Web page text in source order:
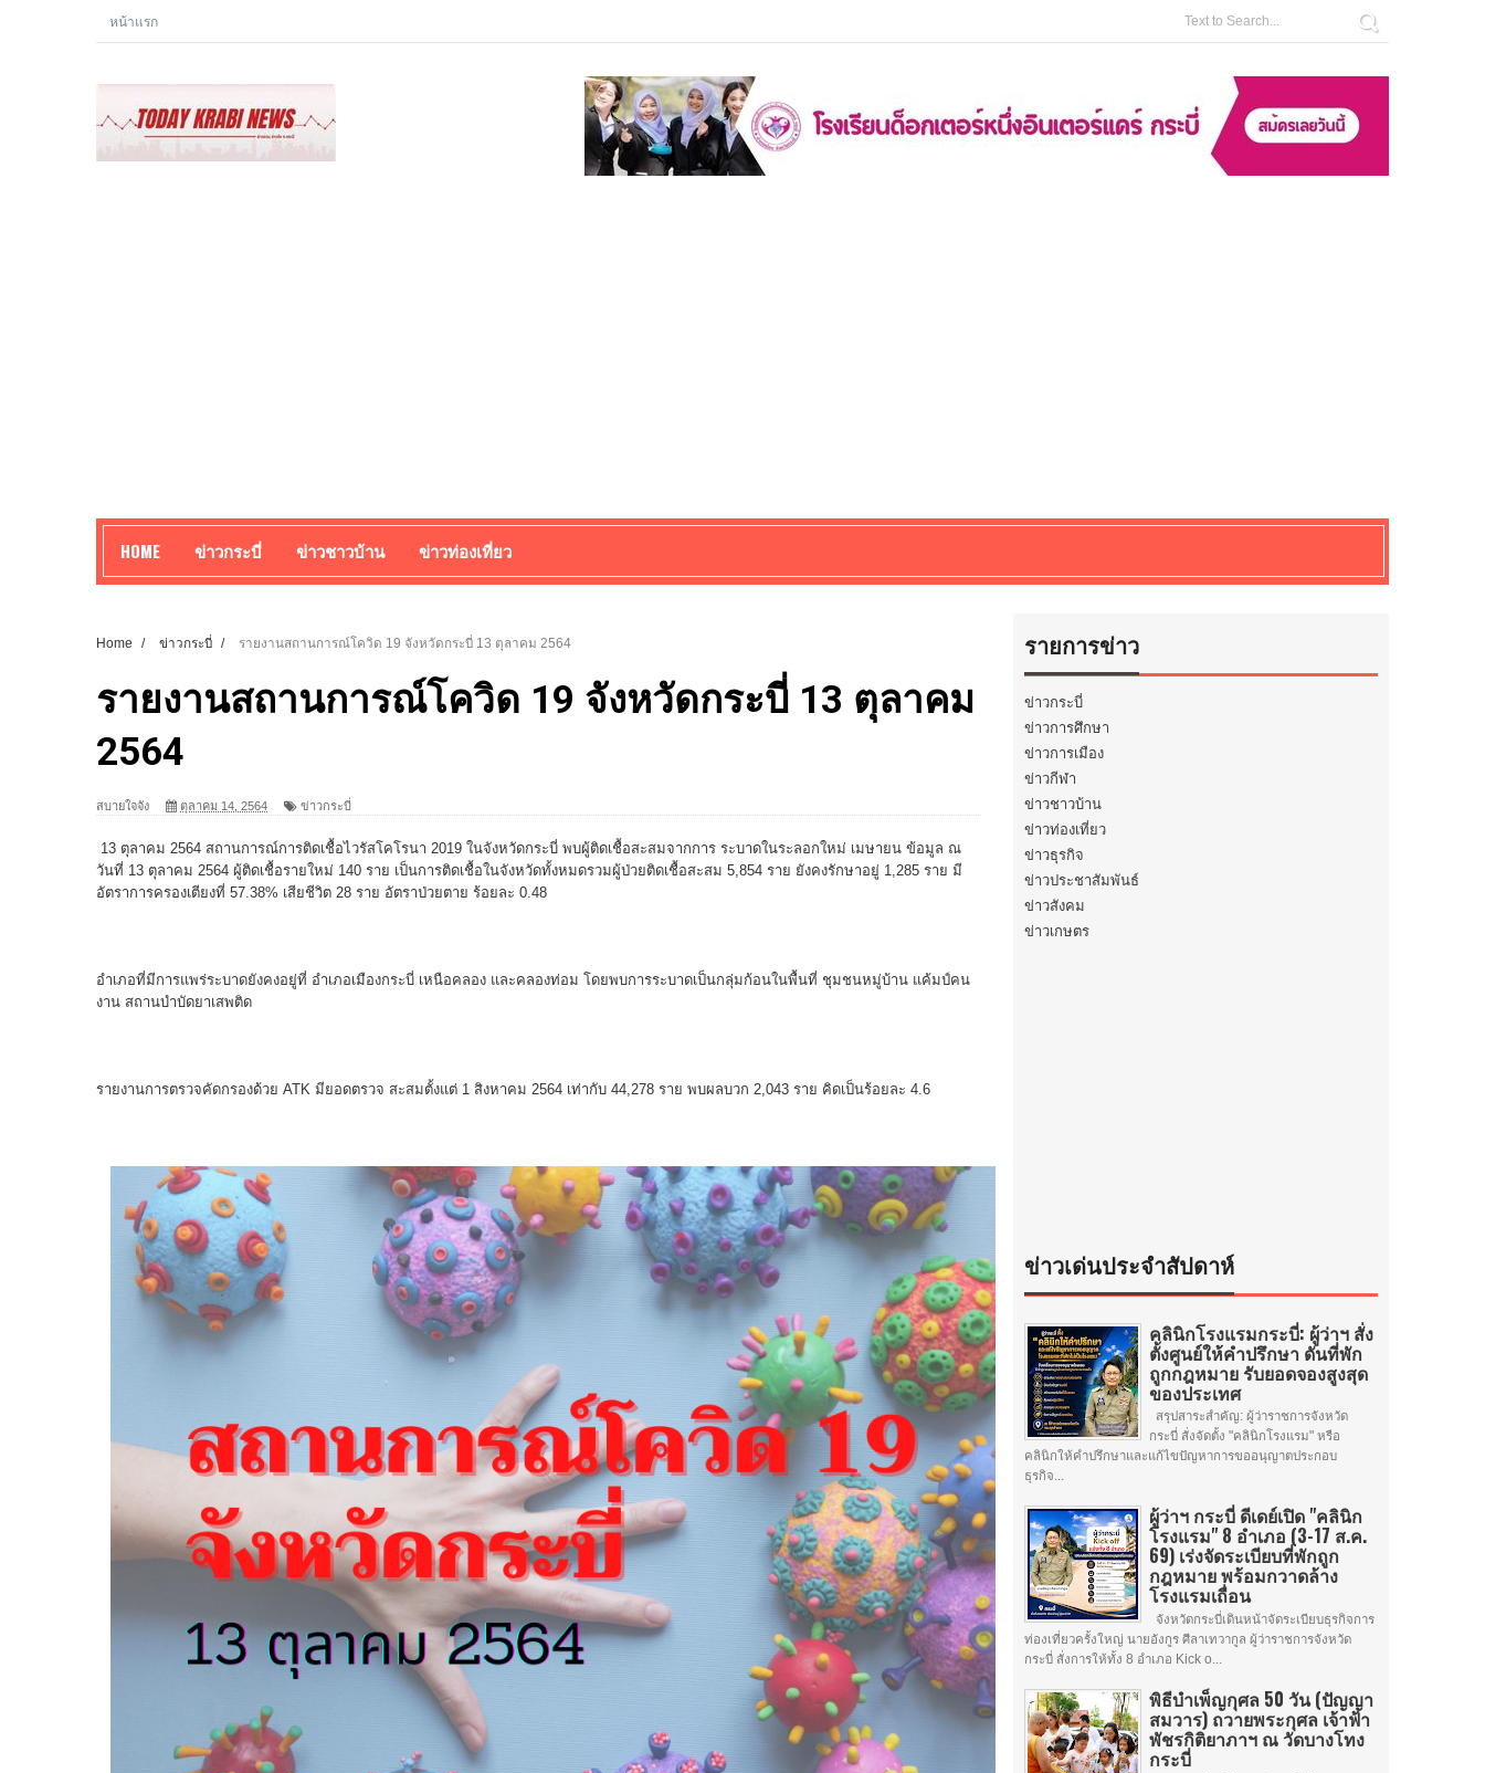
หน้าแรก
HOME ข่าวกระบี่ ข่าวชาวบ้าน ข่าวท่องเที่ยว
Home / ข่าวกระบี่ / รายงานสถานการณ์โควิด 19 จังหวัดกระบี่ 13 ตุลาคม 2564
รายงานสถานการณ์โควิด 19 จังหวัดกระบี่ 13 ตุลาคม
2564
สบายใจจัง ตุลาคม 14, 2564 ข่าวกระบี่
13 ตุลาคม 2564 สถานการณ์การติดเชื้อไวรัสโคโรนา 2019 ในจังหวัดกระบี่ พบผู้ติดเชื้อสะสมจากการ ระบาดในระลอกใหม่ เมษายน ข้อมูล ณ
วันที่ 13 ตุลาคม 2564 ผู้ติดเชื้อรายใหม่ 140 ราย เป็นการติดเชื้อในจังหวัดทั้งหมดรวมผู้ป่วยติดเชื้อสะสม 5,854 ราย ยังคงรักษาอยู่ 1,285 ราย มี
อัตราการครองเตียงที่ 57.38% เสียชีวิต 28 ราย อัตราป่วยตาย ร้อยละ 0.48
อําเภอที่มีการแพร่ระบาดยังคงอยู่ที่ อําเภอเมืองกระบี่ เหนือคลอง และคลองท่อม โดยพบการระบาดเป็นกลุ่มก้อนในพื้นที่ ชุมชนหมู่บ้าน แค้มป์คน
งาน สถานบําบัดยาเสพติด
รายงานการตรวจคัดกรองด้วย ATK มียอดตรวจ สะสมตั้งแต่ 1 สิงหาคม 2564 เท่ากับ 44,278 ราย พบผลบวก 2,043 ราย คิดเป็นร้อยละ 4.6
รายการข่าว
ข่าวกระบี่
ข่าวการศึกษา
ข่าวการเมือง
ข่าวกีฬา
ข่าวชาวบ้าน
ข่าวท่องเที่ยว
ข่าวธุรกิจ
ข่าวประชาสัมพันธ์
ข่าวสังคม
ข่าวเกษตร
ข่าวเด่นประจำสัปดาห์
คลินิกโรงแรมกระบี่: ผู้ว่าฯ สั่ง
ตั้งศูนย์ให้คำปรึกษา ดันที่พัก
ถูกกฎหมาย รับยอดจองสูงสุด
ของประเทศ
สรุปสาระสำคัญ: ผู้ว่าราชการจังหวัด
กระบี่ สั่งจัดตั้ง "คลินิกโรงแรม" หรือ
คลินิกให้คำปรึกษาและแก้ไขปัญหาการขออนุญาตประกอบ
ธุรกิจ...
ผู้ว่าฯ กระบี่ ดีเดย์เปิด "คลินิก
โรงแรม" 8 อำเภอ (3-17 ส.ค.
69) เร่งจัดระเบียบที่พักถูก
กฎหมาย พร้อมกวาดล้าง
โรงแรมเถื่อน
จังหวัดกระบี่เดินหน้าจัดระเบียบธุรกิจการ
ท่องเที่ยวครั้งใหญ่ นายอังกูร ศีลาเทวากูล ผู้ว่าราชการจังหวัด
กระบี่ สั่งการให้ทั้ง 8 อำเภอ Kick o...
พิธีบำเพ็ญกุศล 50 วัน (ปัญญา
สมวาร) ถวายพระกุศล เจ้าฟ้า
พัชรกิติยาภาฯ ณ วัดบางโทง
กระบี่